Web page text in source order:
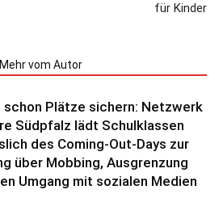
für Kinder
Mehr vom Autor
Plätze sichern: Netzwerk
Südpfalz lädt Schulklassen
des Coming-Out-Days zur
über Mobbing, Ausgrenzung
Umgang mit sozialen Medien